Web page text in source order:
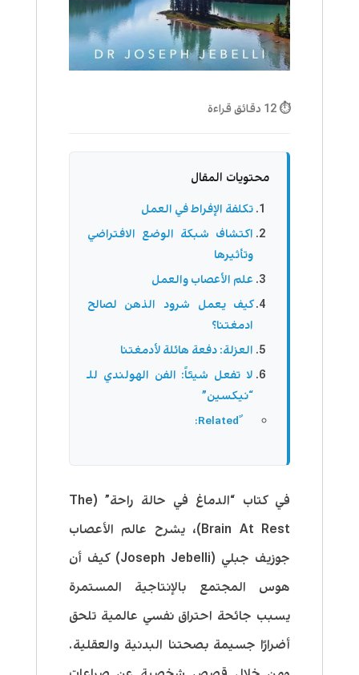
⏱ 12 دقائق قراءة
محتويات المقال
تكلفة الإفراط في العمل
اكتشاف شبكة الوضع الافتراضي
وتأثيرها
علم الأعصاب والعمل
كيف يعمل شرود الذهن لصالح
ادمغتنا؟
العزلة: دفعة هائلة لأدمغتنا
لا تفعل شيئاً: الفن الهولندي للـ
“نيكسين”
ٌRelated:
في كتاب “الدماغ في حالة راحة” (The
Brain At Rest)، يشرح عالم الأعصاب
جوزيف جبلي (Joseph Jebelli) كيف أن
هوس المجتمع بالإنتاجية المستمرة
يسبب جائحة احتراق نفسي عالمية تلحق
أضرارًا جسيمة بصحتنا البدنية والعقلية.